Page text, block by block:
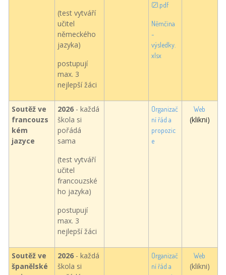
(test vytváří
učitel
německého
jazyka)
postupují
max. 3
nejlepší žáci
(2).pdf
Němčina
-
výsledky.
xlsx
Soutěž ve
francouzs
kém
jazyce
2026 - každá
škola si
pořádá
sama
(test vytváří
učitel
francouzské
ho jazyka)
postupují
max. 3
nejlepší žáci
Organizač
ní řád a
propozic
e
Web
(klikni)
Soutěž ve
španělské
2026 - každá
škola si
Organizač
ní řád a
Web
(klikni)